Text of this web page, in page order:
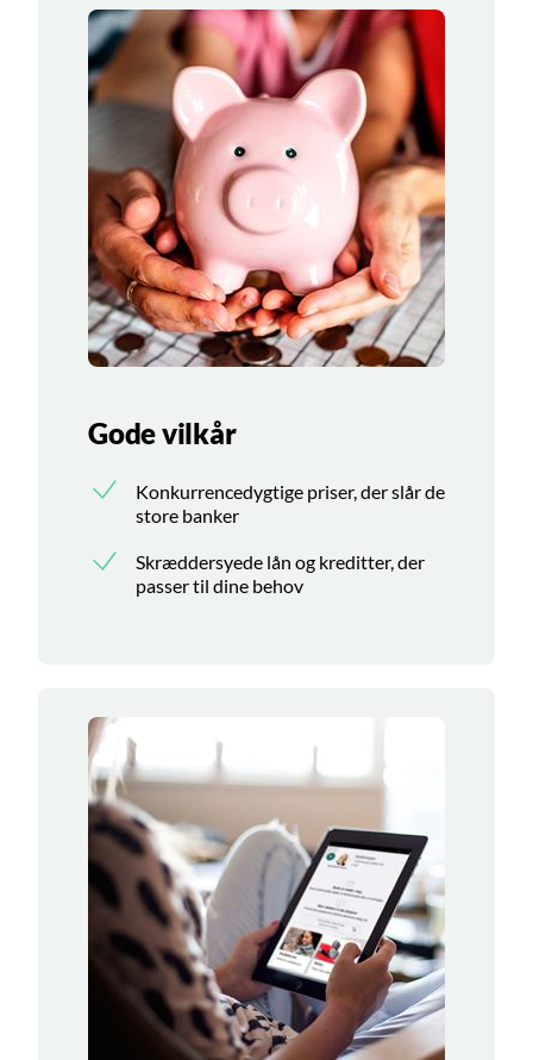
Gode vilkår
Konkurrencedygtige priser, der slår de
store banker
Skræddersyede lån og kreditter, der
passer til dine behov